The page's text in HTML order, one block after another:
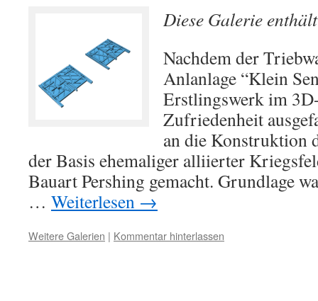
Diese Galerie
Nachdem der
Anlanlage “Klein
Erstlingswerk im
Zufriedenheit
an die Konstruktion
der Basis ehemaliger alliierter
Bauart Pershing gemacht. Grundlage
… Weiterlesen →
Weitere Galerien | Kommentar hinterlassen